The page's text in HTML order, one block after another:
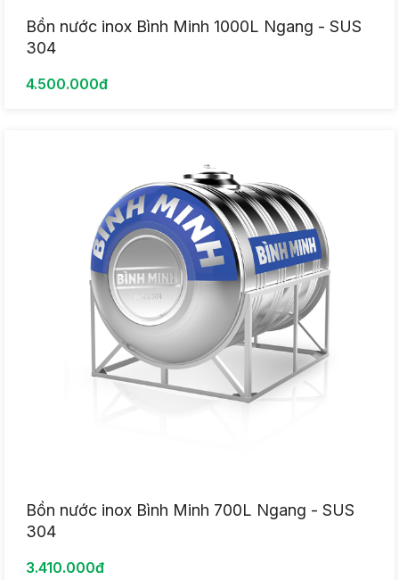
Bồn nước inox Bình Minh 1000L Ngang - SUS
304
4.500.000đ
Bồn nước inox Bình Minh 700L Ngang - SUS
304
3.410.000đ